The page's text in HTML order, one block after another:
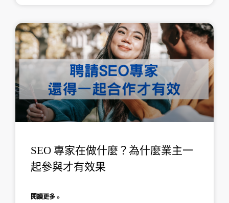
SEO 專家在做什麼？為什麼業主一
起參與才有效果
閱讀更多 »